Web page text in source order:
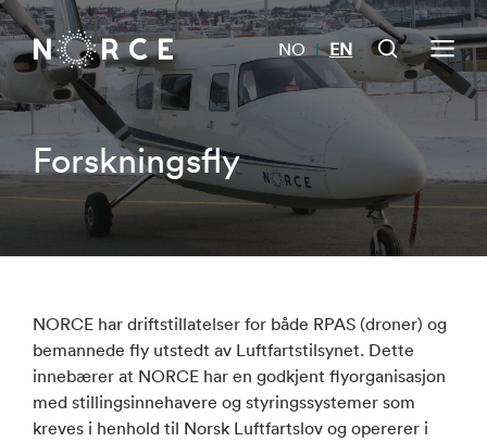
NO | EN
Forskningsfly
NORCE har driftstillatelser for både RPAS (droner) og
bemannede fly utstedt av Luftfartstilsynet. Dette
innebærer at NORCE har en godkjent flyorganisasjon
med stillingsinnehavere og styringssystemer som
kreves i henhold til Norsk Luftfartslov og opererer i